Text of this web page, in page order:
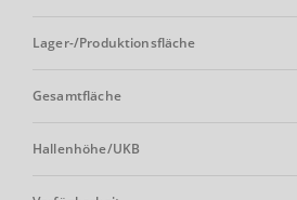
Lager-/Produktionsfläche
Gesamtfläche
Hallenhöhe/UKB